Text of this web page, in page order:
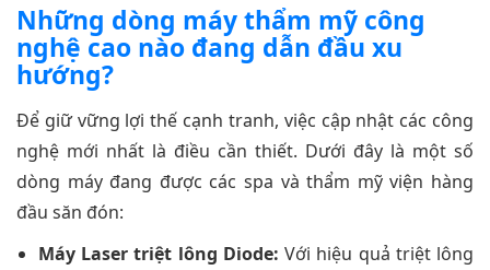
Những dòng máy thẩm mỹ công
nghệ cao nào đang dẫn đầu xu
hướng?
Để giữ vững lợi thế cạnh tranh, việc cập nhật các công
nghệ mới nhất là điều cần thiết. Dưới đây là một số
dòng máy đang được các spa và thẩm mỹ viện hàng
đầu săn đón:
Máy Laser triệt lông Diode: Với hiệu quả triệt lông